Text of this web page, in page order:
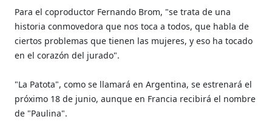
Para el coproductor Fernando Brom, "se trata de una
historia conmovedora que nos toca a todos, que habla de
ciertos problemas que tienen las mujeres, y eso ha tocado
en el corazón del jurado".
"La Patota", como se llamará en Argentina, se estrenará el
próximo 18 de junio, aunque en Francia recibirá el nombre
de "Paulina".